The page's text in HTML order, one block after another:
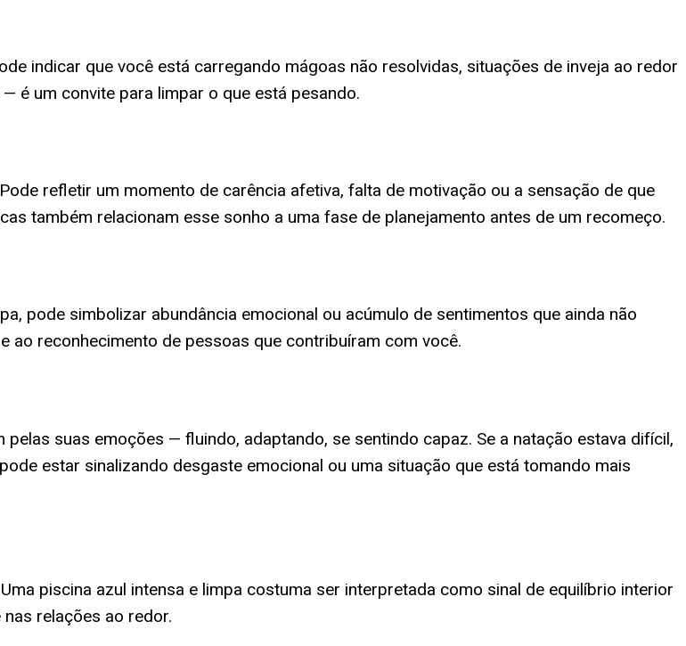
indicar que você está carregando mágoas não resolvidas, situações de inveja ao redor
é um convite para limpar o que está pesando.
refletir um momento de carência afetiva, falta de motivação ou a sensação de que
também relacionam esse sonho a uma fase de planejamento antes de um recomeço.
pode simbolizar abundância emocional ou acúmulo de sentimentos que ainda não
reconhecimento de pessoas que contribuíram com você.
suas emoções — fluindo, adaptando, se sentindo capaz. Se a natação estava difícil,
estar sinalizando desgaste emocional ou uma situação que está tomando mais
piscina azul intensa e limpa costuma ser interpretada como sinal de equilíbrio interior
relações ao redor.